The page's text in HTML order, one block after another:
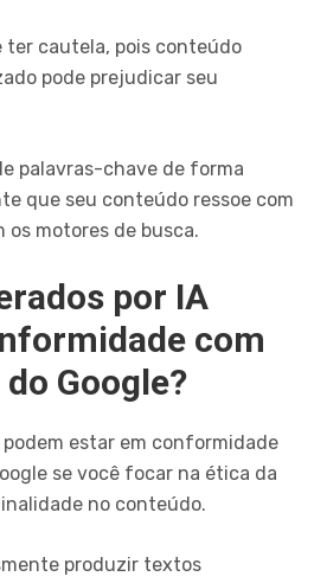
ter cautela, pois conteúdo
pode prejudicar seu
palavras-chave de forma
que seu conteúdo ressoe com
os motores de busca.
por IA
com
Google?
estar em conformidade
se você focar na ética da
no conteúdo.
produzir textos